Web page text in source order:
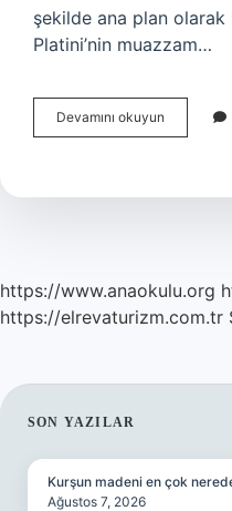
şekilde ana plan
Platini’nin muazzam…
Devamını okuyun
5
Oynanır
https://www.anaokulu.org
https://elrevaturizm.com.tr
SIDEBAR
SON YAZILAR
Kurşun madeni en çok
Ağustos 7, 2026